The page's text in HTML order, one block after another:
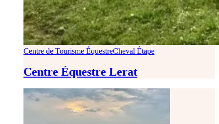
Centre de Tourisme ÉquestreCheval Étape
Centre Équestre Lerat